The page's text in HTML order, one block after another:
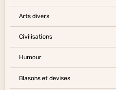
Arts divers
Civilisations
Humour
Blasons et devises